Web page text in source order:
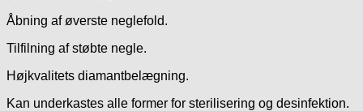
Åbning af øverste neglefold.
Tilfilning af støbte negle.
Højkvalitets diamantbelægning.
Kan underkastes alle former for sterilisering og desinfektion.